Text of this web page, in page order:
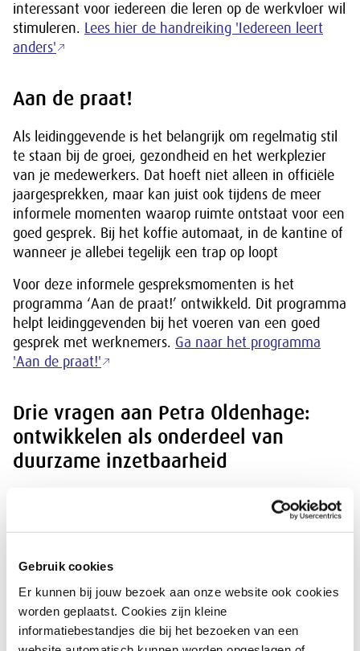
Gebruik cookies
Er kunnen bij jouw bezoek aan onze website ook cookies
worden geplaatst. Cookies zijn kleine
informatiebestandjes die bij het bezoeken van een
interessant voor iedereen die leren op de werkvloer wil
stimuleren. Lees hier de handreiking 'Iedereen leert
anders'
Aan de praat!
Als leidinggevende is het belangrijk om regelmatig stil
te staan bij de groei, gezondheid en het werkplezier
van je medewerkers. Dat hoeft niet alleen in officiële
jaargesprekken, maar kan juist ook tijdens de meer
informele momenten waarop ruimte ontstaat voor een
goed gesprek. Bij het koffie automaat, in de kantine of
wanneer je allebei tegelijk een trap op loopt
Voor deze informele gespreksmomenten is het
programma ‘Aan de praat!’ ontwikkeld. Dit programma
helpt leidinggevenden bij het voeren van een goed
gesprek met werknemers. Ga naar het programma
'Aan de praat!'
Drie vragen aan Petra Oldenhage:
ontwikkelen als onderdeel van
duurzame inzetbaarheid
Jij houdt je binnen SBCM bezig met duurzame
inzetbaarheid. Hoe speelt ontwikkelen hierin een
rol?
“Groei is één van de pijlers van duurzame
inzetbaarheid, naast gezondheid en werkplezier. Het is
belangrijk te noemen dat groeien en ontwikkelen niet
altijd werkinhoudelijk hoeft te zijn. Het kan ook gaan
om het ontwikkelen van werknemersvaardigheden of